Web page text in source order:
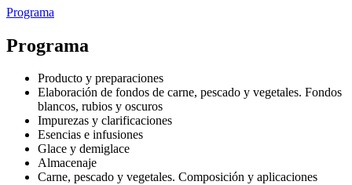
Programa
Programa
Producto y preparaciones
Elaboración de fondos de carne, pescado y vegetales. Fondos
blancos, rubios y oscuros
Impurezas y clarificaciones
Esencias e infusiones
Glace y demiglace
Almacenaje
Carne, pescado y vegetales. Composición y aplicaciones